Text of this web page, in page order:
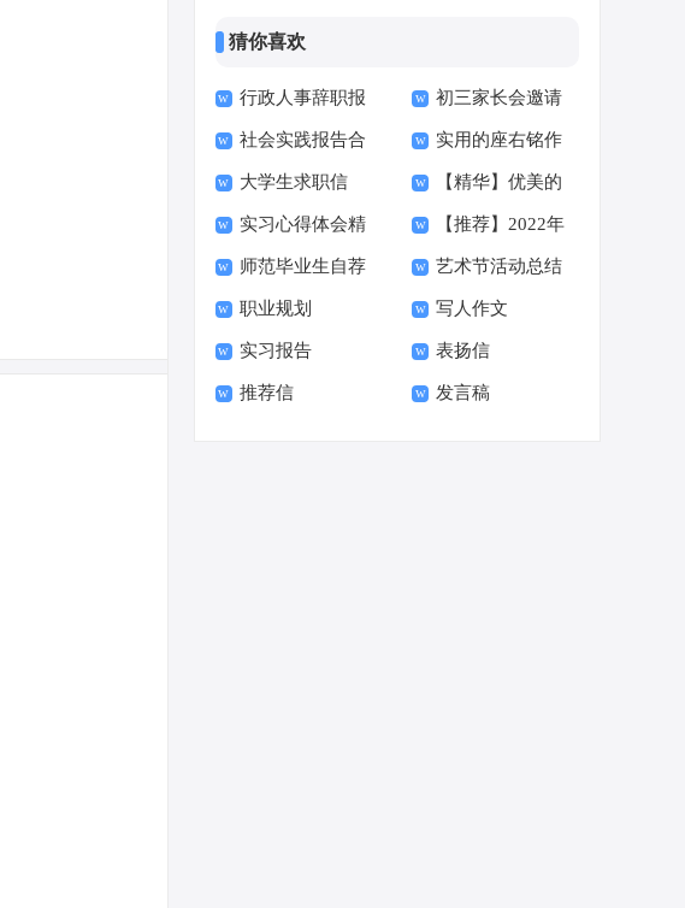
猜你喜欢
行政人事辞职报
告
初三家长会邀请
函15篇
社会实践报告合
集15篇
实用的座右铭作
文400字集合十篇
大学生求职信
【荐】
【精华】优美的
早安朋友圈问候语34
句
实习心得体会精
选15篇
【推荐】2022年
伤心的签名汇总55句
师范毕业生自荐
信范文六篇
艺术节活动总结
职业规划 写人作文
实习报告 表扬信
推荐信 发言稿